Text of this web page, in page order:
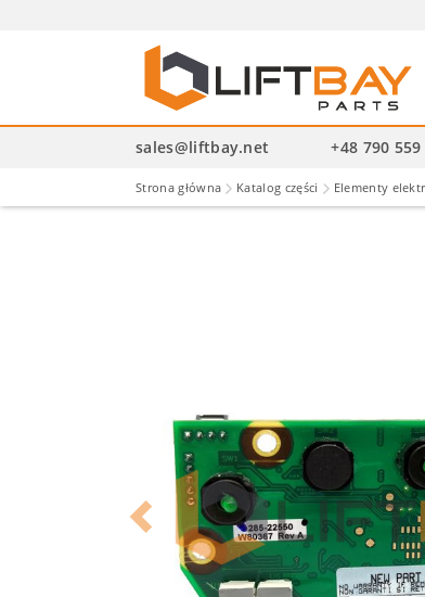
sales@liftbay.net +48 790
Strona główna Katalog części Elementy
Previous